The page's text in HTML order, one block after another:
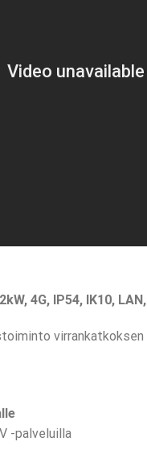
4G, IP54, IK10,
virrankatkoksen
-palveluilla